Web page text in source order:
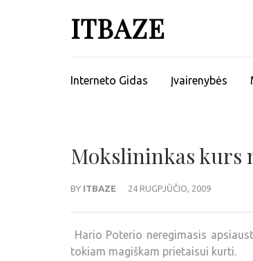
ITBAZE
Interneto Gidas Įvairenybės
Mokslininkas kurs
BY ITBAZE 24 RUGPJŪČIO, 2009
Hario Poterio neregimasis
tokiam magiškam prietaisui kurti.